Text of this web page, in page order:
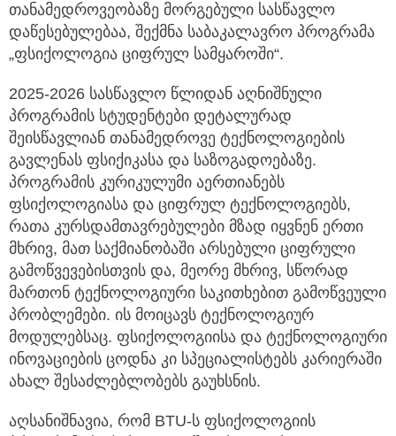
თანამედროვეობაზე მორგებული სასწავლო
დაწესებულებაა, შექმნა საბაკალავრო პროგრამა
„ფსიქოლოგია ციფრულ სამყაროში“.
2025-2026 სასწავლო წლიდან აღნიშნული
პროგრამის სტუდენტები დეტალურად
შეისწავლიან თანამედროვე ტექნოლოგიების
გავლენას ფსიქიკასა და საზოგადოებაზე.
პროგრამის კურიკულუმი აერთიანებს
ფსიქოლოგიასა და ციფრულ ტექნოლოგიებს,
რათა კურსდამთავრებულები მზად იყვნენ ერთი
მხრივ, მათ საქმიანობაში არსებული ციფრული
გამოწვევებისთვის და, მეორე მხრივ, სწორად
მართონ ტექნოლოგიური საკითხებით გამოწვეული
პრობლემები. ის მოიცავს ტექნოლოგიურ
მოდულებსაც. ფსიქოლოგიისა და ტექნოლოგიური
ინოვაციების ცოდნა კი სპეციალისტებს კარიერაში
ახალ შესაძლებლობებს გაუხსნის.
აღსანიშნავია, რომ BTU-ს ფსიქოლოგიის